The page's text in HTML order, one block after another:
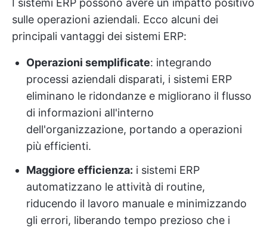
I sistemi ERP possono avere un impatto positivo
sulle operazioni aziendali. Ecco alcuni dei
principali vantaggi dei sistemi ERP:
Operazioni semplificate: integrando
processi aziendali disparati, i sistemi ERP
eliminano le ridondanze e migliorano il flusso
di informazioni all'interno
dell'organizzazione, portando a operazioni
più efficienti.
Maggiore efficienza: i sistemi ERP
automatizzano le attività di routine,
riducendo il lavoro manuale e minimizzando
gli errori, liberando tempo prezioso che i